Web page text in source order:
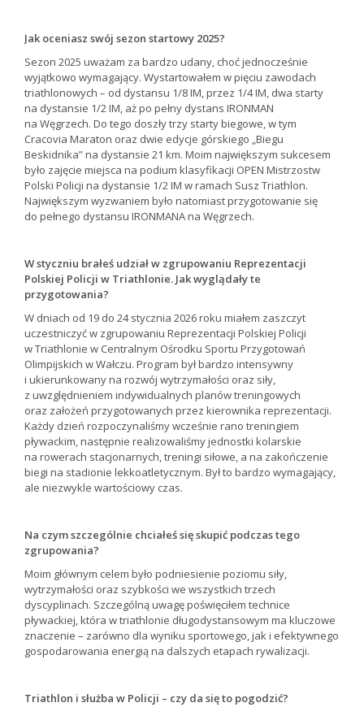
Jak oceniasz swój sezon startowy 2025?
Sezon 2025 uważam za bardzo udany, choć jednocześnie
wyjątkowo wymagający. Wystartowałem w pięciu zawodach
triathlonowych – od dystansu 1/8 IM, przez 1/4 IM, dwa starty
na dystansie 1/2 IM, aż po pełny dystans IRONMAN
na Węgrzech. Do tego doszły trzy starty biegowe, w tym
Cracovia Maraton oraz dwie edycje górskiego „Biegu
Beskidnika” na dystansie 21 km. Moim największym sukcesem
było zajęcie miejsca na podium klasyfikacji OPEN Mistrzostw
Polski Policji na dystansie 1/2 IM w ramach Susz Triathlon.
Największym wyzwaniem było natomiast przygotowanie się
do pełnego dystansu IRONMANA na Węgrzech.
W styczniu brałeś udział w zgrupowaniu Reprezentacji
Polskiej Policji w Triathlonie. Jak wyglądały te
przygotowania?
W dniach od 19 do 24 stycznia 2026 roku miałem zaszczyt
uczestniczyć w zgrupowaniu Reprezentacji Polskiej Policji
w Triathlonie w Centralnym Ośrodku Sportu Przygotowań
Olimpijskich w Wałczu. Program był bardzo intensywny
i ukierunkowany na rozwój wytrzymałości oraz siły,
z uwzględnieniem indywidualnych planów treningowych
oraz założeń przygotowanych przez kierownika reprezentacji.
Każdy dzień rozpoczynaliśmy wcześnie rano treningiem
pływackim, następnie realizowaliśmy jednostki kolarskie
na rowerach stacjonarnych, treningi siłowe, a na zakończenie
biegi na stadionie lekkoatletycznym. Był to bardzo wymagający,
ale niezwykle wartościowy czas.
Na czym szczególnie chciałeś się skupić podczas tego
zgrupowania?
Moim głównym celem było podniesienie poziomu siły,
wytrzymałości oraz szybkości we wszystkich trzech
dyscyplinach. Szczególną uwagę poświęciłem technice
pływackiej, która w triathlonie długodystansowym ma kluczowe
znaczenie – zarówno dla wyniku sportowego, jak i efektywnego
gospodarowania energią na dalszych etapach rywalizacji.
Triathlon i służba w Policji – czy da się to pogodzić?